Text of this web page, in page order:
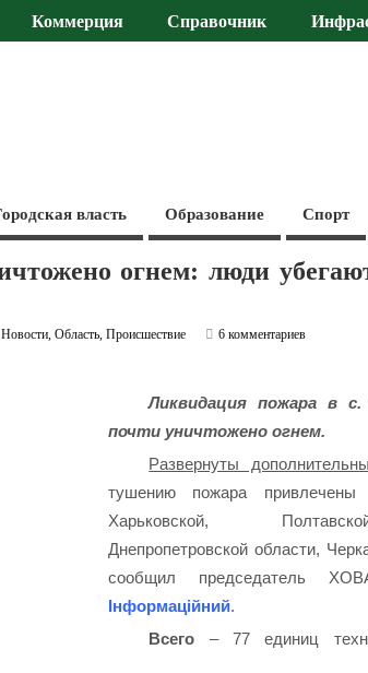
Коммерция Справочник
власть Образование Спорт
огнем: люди
Новости,Область,Происшествие
6 комментариев
Ликвидация пожара в
почти уничтожено огнем.
Развернуты
тушению пожара привлечены
Харьковской,
Днепропетровской области,
сообщил председатель
Інформаційний.
Всего – 77 единиц